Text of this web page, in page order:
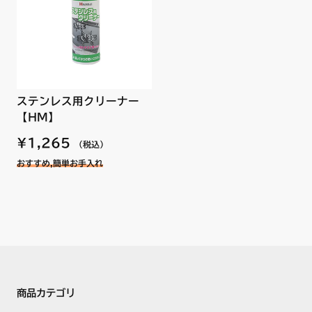
ステンレス用クリーナー
【HM】
¥1,265 （税込）
おすすめ,簡単お手入れ
商品カテゴリ